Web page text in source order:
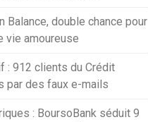
Balance, double chance pour
vie amoureuse
: 912 clients du Crédit
par des faux e-mails
: BoursoBank séduit 9